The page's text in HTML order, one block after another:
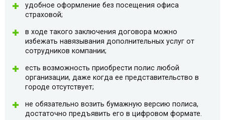
удобное оформление без посещения офиса
страховой;
в ходе такого заключения договора можно
избежать навязывания дополнительных услуг от
сотрудников компании;
есть возможность приобрести полис любой
организации, даже когда ее представительство в
городе отсутствует;
не обязательно возить бумажную версию полиса,
достаточно предъявить его в цифровом формате.